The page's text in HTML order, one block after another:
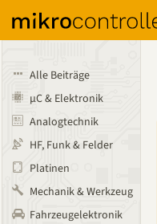
Alle Beiträge
µC & Elektronik
Analogtechnik
HF, Funk & Felder
Platinen
Mechanik & Werkzeug
Fahrzeugelektronik